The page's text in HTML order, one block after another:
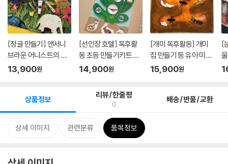
[정글 만들기] 앤서니
브라운 어니스트의 멋
진 하...
13,900원
[선인장 호텔] 독후활
동 초등 만들기키트 어
린이...
14,900원
[개미 독후활동] 개미
집 만들기 등 유아 미술
어...
15,900원
[
상품정보 리뷰/한줄평
0 배송/반품/교환
상세 이미지 관련분류 품목정보